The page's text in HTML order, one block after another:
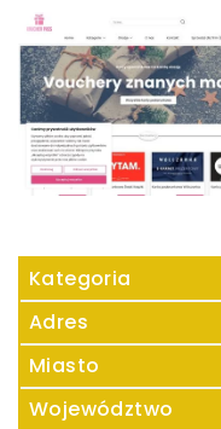
Kategoria
Adres
Miasto
Województwo